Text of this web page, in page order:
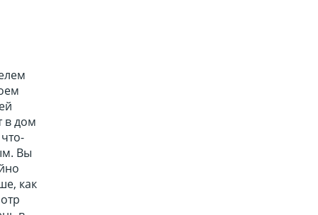
в дом
Вы
как